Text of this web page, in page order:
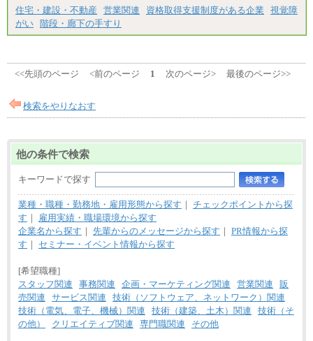
住宅・建設・不動産
営業関連 資格取得支援制度がある企業
視覚障
がい 階段・廊下の手すり
<<先頭のページ <前のページ 1 次のページ> 最後のページ>>
検索をやりなおす
他の条件で検索
キーワードで探す
業種・職種・勤務地・雇用形態から探す ｜ チェックポイントから探
す ｜
雇用実績・職場環境から探す
企業名から探す ｜ 先輩からのメッセージから探す ｜ PR情報から探
す ｜ セミナー・イベント情報から探す
[希望職種]
スタッフ関連
事務関連 企画・マーケティング関連 営業関連
販
売関連
サービス関連
技術（ソフトウェア、ネットワーク）関連
技術（電気、電子、機械）関連
技術（建築、土木）関連
技術（そ
の他）
クリエイティブ関連 専門職関連 その他